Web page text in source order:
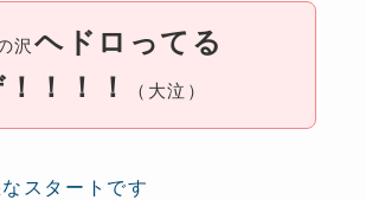
沢 ヘドロってる
！！！
（大泣）
スタートです